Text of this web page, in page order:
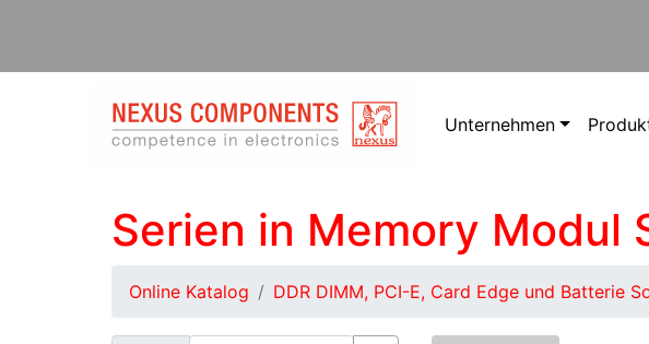
Unternehmen
Serien in Memory Modul
Online Katalog DDR DIMM, PCI-E, Card Edge und Batterie